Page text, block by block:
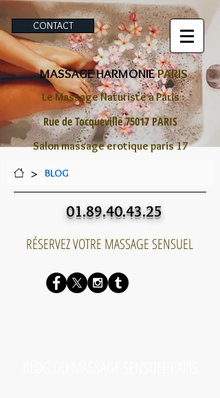
CONTACT
MASSAGE HARMONIEPARIS
Le Massage Naturiste à Paris
Rue de Tocqueville 75017 PARIS
Salon massage erotique paris 17
> BLOG
01.89.40.43.25
RÉSERVEZ VOTRE MASSAGE SENSUEL